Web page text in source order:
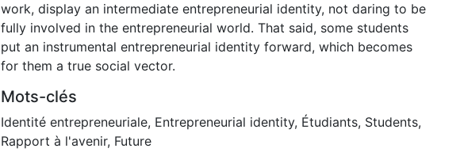
work, display an intermediate entrepreneurial identity, not daring to be
fully involved in the entrepreneurial world. That said, some students
put an instrumental entrepreneurial identity forward, which becomes
for them a true social vector.
Mots-clés
Identité entrepreneuriale, Entrepreneurial identity, Étudiants, Students,
Rapport à l'avenir, Future